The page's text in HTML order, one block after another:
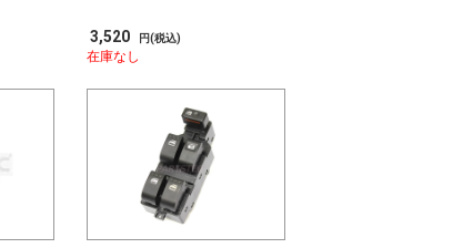
3,520 円(税込)
在庫なし